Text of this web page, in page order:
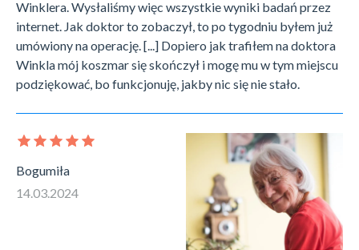
Winklera. Wysłaliśmy więc wszystkie wyniki badań przez
internet. Jak doktor to zobaczył, to po tygodniu byłem już
umówiony na operację. [...] Dopiero jak trafiłem na doktora
Winkla mój koszmar się skończył i mogę mu w tym miejscu
podziękować, bo funkcjonuję, jakby nic się nie stało.
Bogumiła
14.03.2024